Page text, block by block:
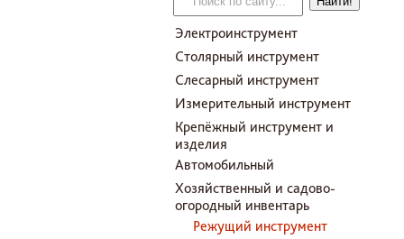
Электроинструмент
Столярный инструмент
Слесарный инструмент
Измерительный инструмент
Крепёжный инструмент и
изделия
Автомобильный
Хозяйственный и садово-
огородный инвентарь
Режущий инструмент